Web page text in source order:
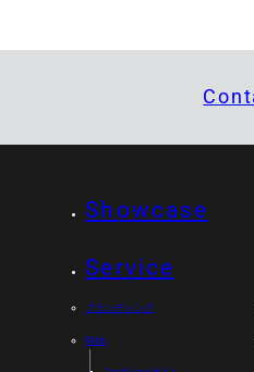
Showcase
Service
ブランディング
Web